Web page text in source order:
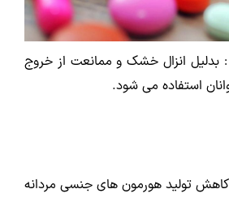
بدلیل انزال خشک و ممانعت از خروج
استفاده می شود.
کاهش تولید هورمون های جنسی مردانه